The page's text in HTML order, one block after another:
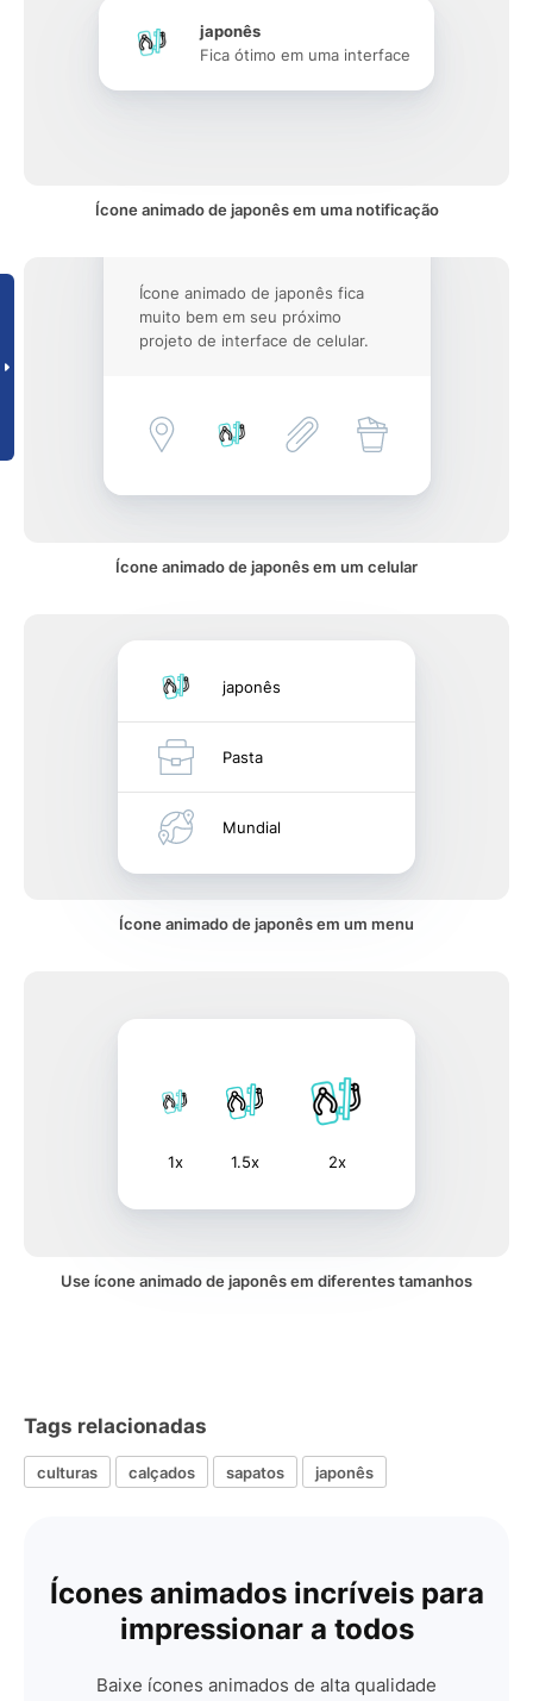
japonês
Fica ótimo em uma interface
Ícone animado de japonês em uma notificação
Ícone animado de japonês fica
muito bem em seu próximo
projeto de interface de celular.
Ícone animado de japonês em um celular
japonês
Pasta
Mundial
Ícone animado de japonês em um menu
1x 1.5x 2x
Use ícone animado de japonês em diferentes tamanhos
Tags relacionadas
culturas calçados sapatos japonês
Ícones animados incríveis para
impressionar a todos
Baixe ícones animados de alta qualidade